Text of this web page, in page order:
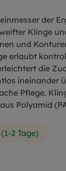
der
Klinge
und
erlaubt
die
ineinander
Pflege.
Polyamid
2 Tage)